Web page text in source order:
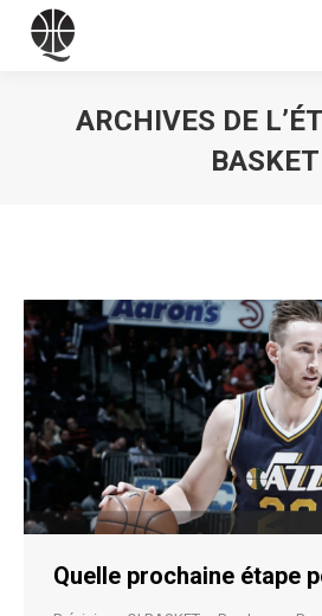
ARCHIVES DE
BASKET
Quelle prochaine étape